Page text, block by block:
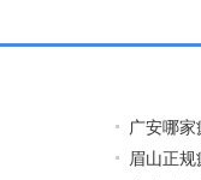
广安哪
眉山正规